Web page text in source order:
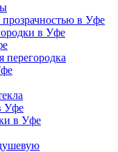
в Уфе
в Уфе
перегородка
Уфе
в Уфе